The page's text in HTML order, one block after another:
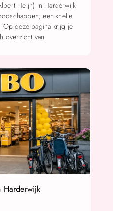
Heijn) in Harderwijk
een snelle
Op deze pagina krijg je
overzicht van
Harderwijk